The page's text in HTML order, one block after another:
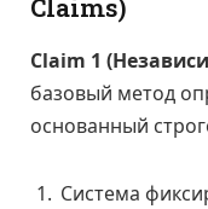
Claims)
Claim 1
базовый метод
основанный
Система